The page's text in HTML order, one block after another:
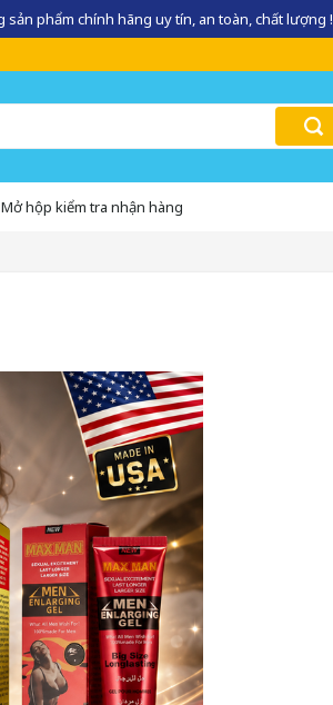
sản phẩm chính hãng uy tín, an toàn, chất lượng !
Mở hộp kiểm tra nhận hàng